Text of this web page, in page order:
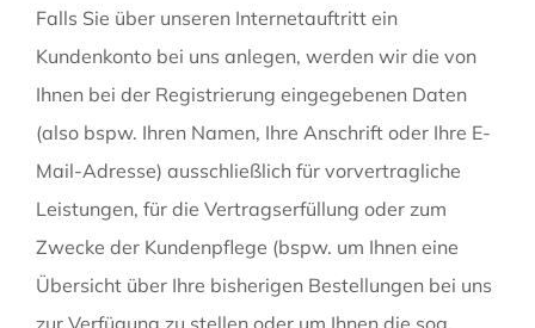
Falls Sie über unseren Internetauftritt ein
Kundenkonto bei uns anlegen, werden wir die von
Ihnen bei der Registrierung eingegebenen Daten
(also bspw. Ihren Namen, Ihre Anschrift oder Ihre E-
Mail-Adresse) ausschließlich für vorvertragliche
Leistungen, für die Vertragserfüllung oder zum
Zwecke der Kundenpflege (bspw. um Ihnen eine
Übersicht über Ihre bisherigen Bestellungen bei uns